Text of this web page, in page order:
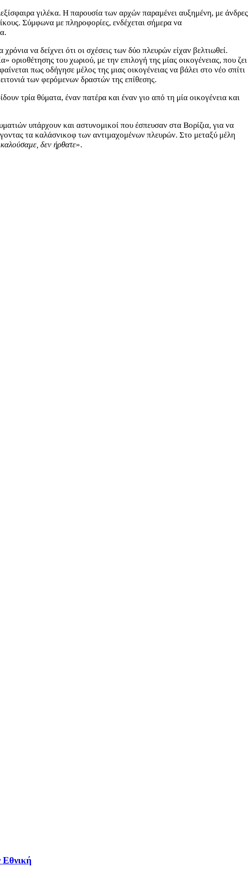
γιλέκα. Η παρουσία των αρχών παραμένει αυξημένη, με άνδρες
Σύμφωνα με πληροφορίες, ενδέχεται σήμερα να
να δείχνει ότι οι σχέσεις των δύο πλευρών είχαν βελτιωθεί.
του χωριού, με την επιλογή της μίας οικογένειας, που ζει
πως οδήγησε μέλος της μιας οικογένειας να βάλει στο νέο σπίτι
των φερόμενων δραστών της επίθεσης.
τρία θύματα, έναν πατέρα και έναν γιο από τη μία οικογένεια και
υπάρχουν και αστυνομικοί που έσπευσαν στα Βορίζια, για να
τα καλάσνικοφ των αντιμαχομένων πλευρών. Στο μεταξύ μέλη
δεν ήρθατε».